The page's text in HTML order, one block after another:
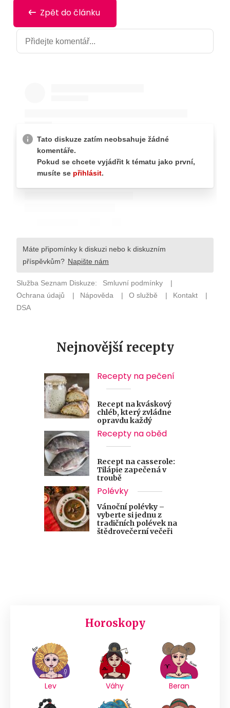
Zpět do článku
Nejnovější recepty
Recepty na pečení
Recept na kváskový
chléb, který zvládne
opravdu každý
Recepty na oběd
Recept na casserole:
Tilápie zapečená v
troubě
Polévky
Vánoční polévky –
vyberte si jednu z
tradičních polévek na
štědrovečerní večeři
Horoskopy
Lev Váhy Beran